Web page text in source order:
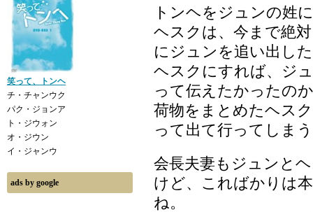
笑って、トンヘ
チ・チャンウク
パク・ジョンア
ト・ジウォン
オ・ジウン
イ・ジャンウ
ads by google
トンヘをジュンの姓
ヘスクは、今まで絶
にジュンを追い出し
ヘスクにすれば、ジ
って伝えたかったの
荷物をまとめたヘス
って出て行ってしま
会長夫妻もジュンと
けど、こればかりは
ね。